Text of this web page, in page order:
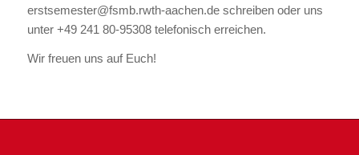
erstsemester@fsmb.rwth-aachen.de schreiben oder uns
unter +49 241 80-95308 telefonisch erreichen.
Wir freuen uns auf Euch!